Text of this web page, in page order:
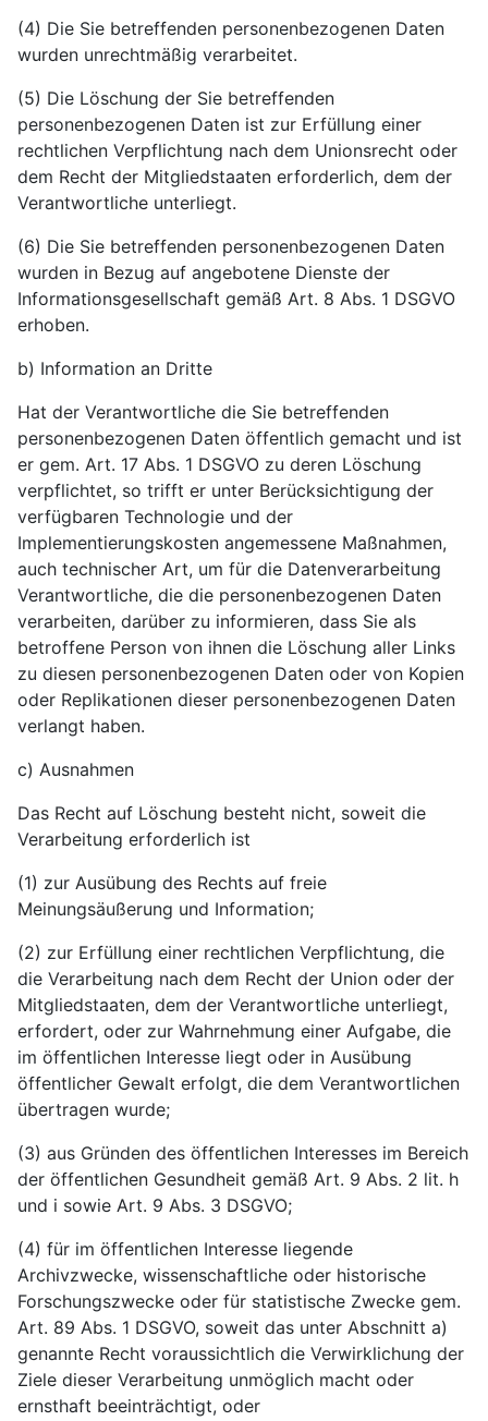
(4) Die Sie betreffenden personenbezogenen Daten
wurden unrechtmäßig verarbeitet.
(5) Die Löschung der Sie betreffenden
personenbezogenen Daten ist zur Erfüllung einer
rechtlichen Verpflichtung nach dem Unionsrecht oder
dem Recht der Mitgliedstaaten erforderlich, dem der
Verantwortliche unterliegt.
(6) Die Sie betreffenden personenbezogenen Daten
wurden in Bezug auf angebotene Dienste der
Informationsgesellschaft gemäß Art. 8 Abs. 1 DSGVO
erhoben.
b) Information an Dritte
Hat der Verantwortliche die Sie betreffenden
personenbezogenen Daten öffentlich gemacht und ist
er gem. Art. 17 Abs. 1 DSGVO zu deren Löschung
verpflichtet, so trifft er unter Berücksichtigung der
verfügbaren Technologie und der
Implementierungskosten angemessene Maßnahmen,
auch technischer Art, um für die Datenverarbeitung
Verantwortliche, die die personenbezogenen Daten
verarbeiten, darüber zu informieren, dass Sie als
betroffene Person von ihnen die Löschung aller Links
zu diesen personenbezogenen Daten oder von Kopien
oder Replikationen dieser personenbezogenen Daten
verlangt haben.
c) Ausnahmen
Das Recht auf Löschung besteht nicht, soweit die
Verarbeitung erforderlich ist
(1) zur Ausübung des Rechts auf freie
Meinungsäußerung und Information;
(2) zur Erfüllung einer rechtlichen Verpflichtung, die
die Verarbeitung nach dem Recht der Union oder der
Mitgliedstaaten, dem der Verantwortliche unterliegt,
erfordert, oder zur Wahrnehmung einer Aufgabe, die
im öffentlichen Interesse liegt oder in Ausübung
öffentlicher Gewalt erfolgt, die dem Verantwortlichen
übertragen wurde;
(3) aus Gründen des öffentlichen Interesses im Bereich
der öffentlichen Gesundheit gemäß Art. 9 Abs. 2 lit. h
und i sowie Art. 9 Abs. 3 DSGVO;
(4) für im öffentlichen Interesse liegende
Archivzwecke, wissenschaftliche oder historische
Forschungszwecke oder für statistische Zwecke gem.
Art. 89 Abs. 1 DSGVO, soweit das unter Abschnitt a)
genannte Recht voraussichtlich die Verwirklichung der
Ziele dieser Verarbeitung unmöglich macht oder
ernsthaft beeinträchtigt, oder